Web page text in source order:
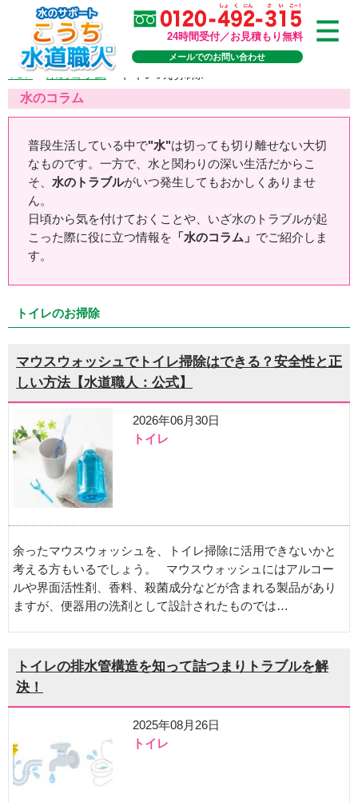
24時間受付／お見積もり無料
メールでのお問い合わせ
TOP>水のコラム >
水のコラム
普段生活している中で"水"は切っても切り離せない大切
なものです。一方で、水と関わりの深い生活だからこ
そ、 水のトラブルがいつ発生してもおかしくありませ
ん。
日頃から気を付けておくことや、いざ水のトラブルが起
こった際に役に立つ情報を 「水のコラム」 でご紹介しま
す。
トイレのお掃除
マウスウォッシュでトイレ掃除はできる？安全性と正
しい方法【水道職人：公式】
2026年06月30日
トイレ
余ったマウスウォッシュを、トイレ掃除に活用できないかと
考える方もいるでしょう。 マウスウォッシュにはアルコー
ルや界面活性剤、香料、殺菌成分などが含まれる製品があり
ますが、便器用の洗剤として設計されたものでは…
トイレの排水管構造を知って詰つまりトラブルを解
決！
2025年08月26日
トイレ